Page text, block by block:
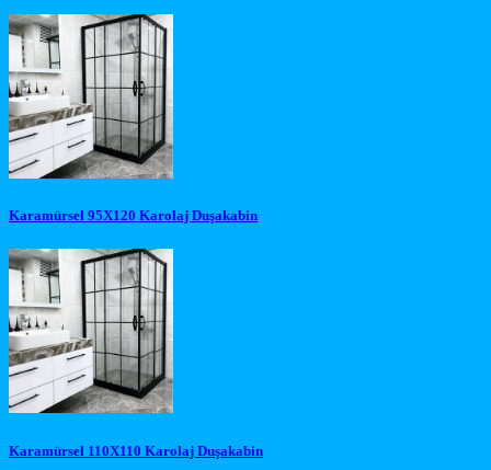
Karamürsel 95X120 Karolaj Duşakabin
Karamürsel 110X110 Karolaj Duşakabin